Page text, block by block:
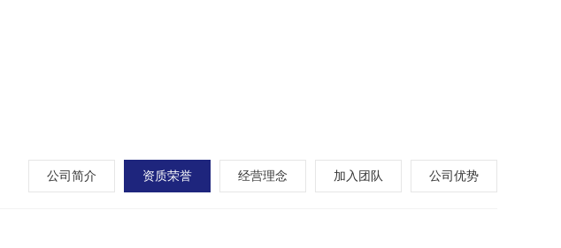
公司简介 资质荣誉 经营理念 加入团队 公司优势